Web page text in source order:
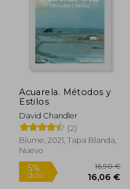
Acuarela. Métodos y
Estilos
David Chandler
(2)
Blume, 2021, Tapa Blanda,
Nuevo